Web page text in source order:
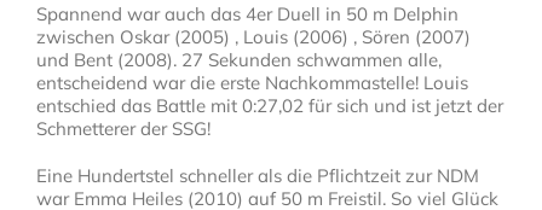
Spannend war auch das 4er Duell in 50 m Delphin
zwischen Oskar (2005) , Louis (2006) , Sören (2007)
und Bent (2008). 27 Sekunden schwammen alle,
entscheidend war die erste Nachkommastelle! Louis
entschied das Battle mit 0:27,02 für sich und ist jetzt der
Schmetterer der SSG!
Eine Hundertstel schneller als die Pflichtzeit zur NDM
war Emma Heiles (2010) auf 50 m Freistil. So viel Glück